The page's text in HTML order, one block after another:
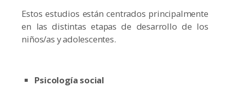
Estos estudios están centrados principalmente
en las distintas etapas de desarrollo de los
niños/as y adolescentes.
Psicología social